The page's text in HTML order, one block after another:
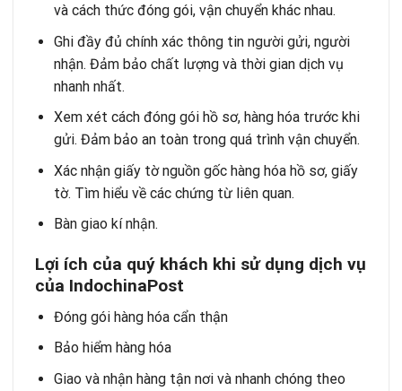
và cách thức đóng gói, vận chuyển khác nhau.
Ghi đầy đủ chính xác thông tin người gửi, người
nhận. Đảm bảo chất lượng và thời gian dịch vụ
nhanh nhất.
Xem xét cách đóng gói hồ sơ, hàng hóa trước khi
gửi. Đảm bảo an toàn trong quá trình vận chuyển.
Xác nhận giấy tờ nguồn gốc hàng hóa hồ sơ, giấy
tờ. Tìm hiểu về các chứng từ liên quan.
Bàn giao kí nhận.
Lợi ích của quý khách khi sử dụng dịch vụ
của IndochinaPost
Đóng gói hàng hóa cẩn thận
Bảo hiểm hàng hóa
Giao và nhận hàng tận nơi và nhanh chóng theo